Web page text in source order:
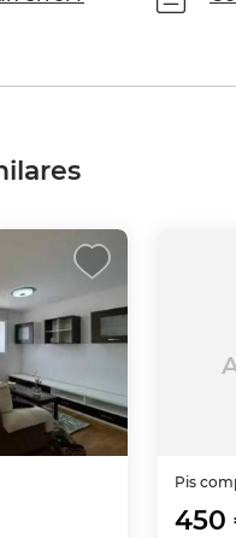
Pis
450